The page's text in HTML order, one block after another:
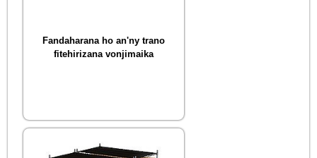
Fandaharana ho an'ny trano
fitehirizana vonjimaika